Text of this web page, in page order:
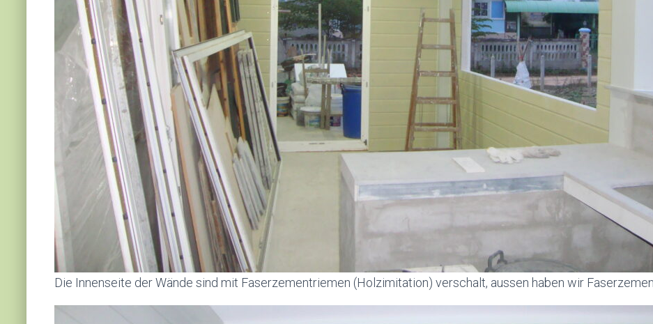
Die Innenseite der Wände sind mit Faserzementriemen (Holzimitation) verschalt, aussen haben wir